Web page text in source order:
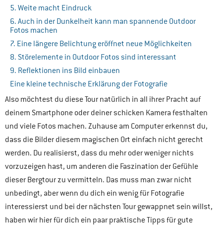
5. Weite macht Eindruck
6. Auch in der Dunkelheit kann man spannende Outdoor
Fotos machen
7. Eine längere Belichtung eröffnet neue Möglichkeiten
8. Störelemente in Outdoor Fotos sind interessant
9. Reflektionen ins Bild einbauen
Eine kleine technische Erklärung der Fotografie
Also möchtest du diese Tour natürlich in all ihrer Pracht auf
deinem Smartphone oder deiner schicken Kamera festhalten
und viele Fotos machen. Zuhause am Computer erkennst du,
dass die Bilder diesem magischen Ort einfach nicht gerecht
werden. Du realisierst, dass du mehr oder weniger nichts
vorzuzeigen hast, um anderen die Faszination der Gefühle
dieser Bergtour zu vermitteln. Das muss man zwar nicht
unbedingt, aber wenn du dich ein wenig für Fotografie
interessierst und bei der nächsten Tour gewappnet sein willst,
haben wir hier für dich ein paar praktische Tipps für gute